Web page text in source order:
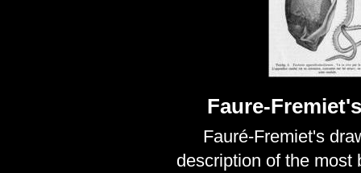
Faure-
Fauré-Fremiet's
description of the most